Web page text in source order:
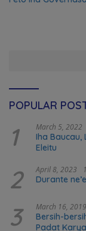
POPULAR
1 March 5, 2022
Iha Baucau,
Eleitu
2 April 8, 2023
Durante
3 March 16, 2019
Bersih-
Padat Karya